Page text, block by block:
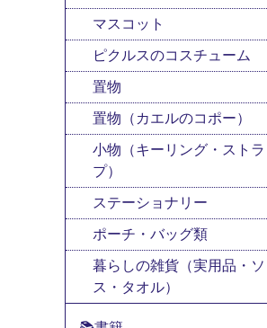
マスコット
ピクルスのコスチューム
置物
置物（カエルのコポー）
小物（キーリング・ストラ
プ）
ステーショナリー
ポーチ・バッグ類
暮らしの雑貨（実用品・ソ
ス・タオル）